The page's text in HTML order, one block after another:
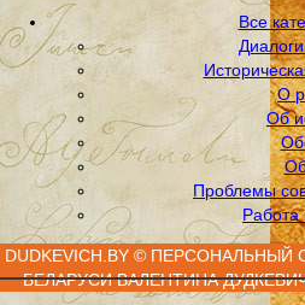
Все
О
Об
Проблемы
Работа
DUDKEVICH.BY ©
БЕЛАРУСИ ВАЛЕНТИНА